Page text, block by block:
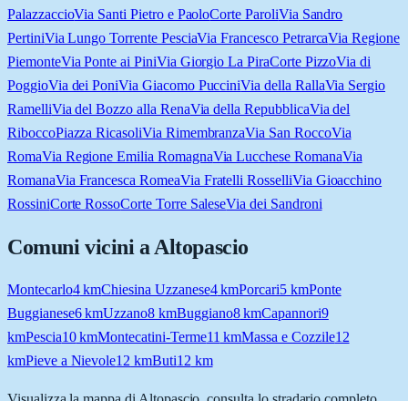
PalazzaccioVia Santi Pietro e PaoloCorte ParoliVia Sandro
PertiniVia Lungo Torrente PesciaVia Francesco PetrarcaVia Regione
PiemonteVia Ponte ai PiniVia Giorgio La PiraCorte PizzoVia di
PoggioVia dei PoniVia Giacomo PucciniVia della RallaVia Sergio
RamelliVia del Bozzo alla RenaVia della RepubblicaVia del
RiboccoPiazza RicasoliVia RimembranzaVia San RoccoVia
RomaVia Regione Emilia RomagnaVia Lucchese RomanaVia
RomanaVia Francesca RomeaVia Fratelli RosselliVia Gioacchino
RossiniCorte RossoCorte Torre SaleseVia dei Sandroni
Comuni vicini aAltopascio
Montecarlo4kmChiesina Uzzanese4kmPorcari5kmPonte
Buggianese6kmUzzano8 kmBuggiano8kmCapannori9
kmPescia10kmMontecatini-Terme11 kmMassa e Cozzile12
kmPieve a Nievole12 kmButi12 km